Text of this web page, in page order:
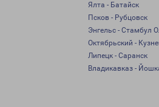
Ялта - Батайск
Псков - Рубцовск
Энгельс - Стамбул
Октябрьский -
Липецк - Саранск
Владикавказ -